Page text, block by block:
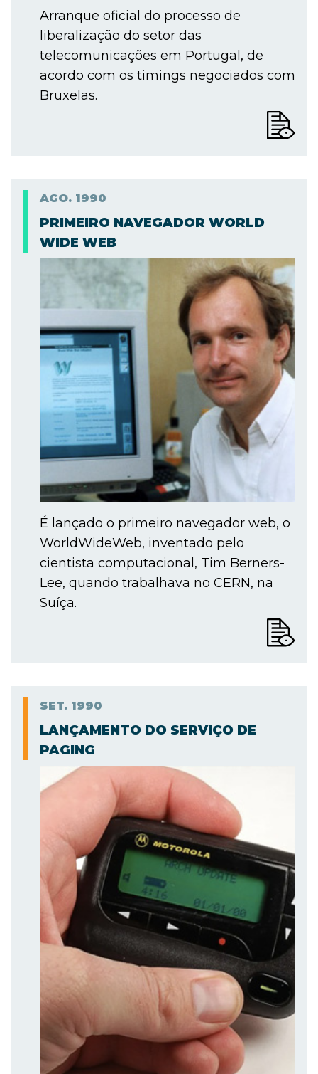
Arranque oficial do processo de
liberalização do setor das
telecomunicações em Portugal, de
acordo com os timings negociados com
Bruxelas.
AGO. 1990
PRIMEIRO NAVEGADOR WORLD
WIDE WEB
É lançado o primeiro navegador web, o
WorldWideWeb, inventado pelo
cientista computacional, Tim Berners-
Lee, quando trabalhava no CERN, na
Suíça.
SET. 1990
LANÇAMENTO DO SERVIÇO DE
PAGING